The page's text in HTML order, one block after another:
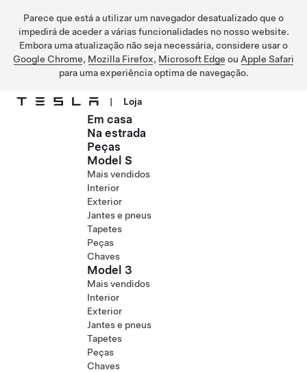
Parece que está a utilizar um navegador desatualizado que o
impedirá de aceder a várias funcionalidades no nosso website.
Embora uma atualização não seja necessária, considere usar o
Google Chrome, Mozilla Firefox, Microsoft Edge ou Apple Safari
para uma experiência optima de navegação.
Ir para o conteúdo principal
| Loja
Em casa
Na estrada
Peças
Model S
Mais vendidos
Interior
Exterior
Jantes e pneus
Tapetes
Peças
Chaves
Model 3
Mais vendidos
Interior
Exterior
Jantes e pneus
Tapetes
Peças
Chaves